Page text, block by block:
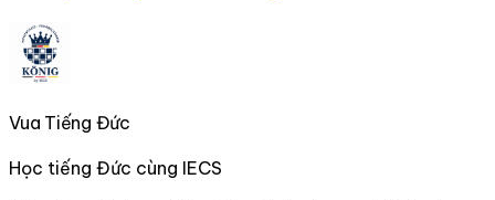
Vua Tiếng Đức
Học tiếng Đức cùng IECS